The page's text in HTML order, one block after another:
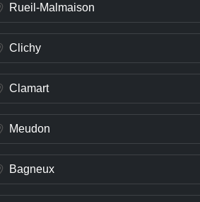
Rueil-Malmaison
Clichy
Clamart
Meudon
Bagneux